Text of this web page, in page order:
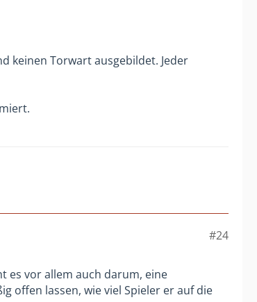
keinen Torwart ausgebildet. Jeder
#24
es vor allem auch darum, eine
offen lassen, wie viel Spieler er auf die